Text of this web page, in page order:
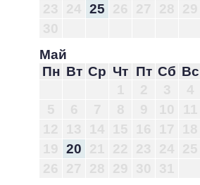
25
Май
Пн Вт Ср Чт Пт Сб Вс
20